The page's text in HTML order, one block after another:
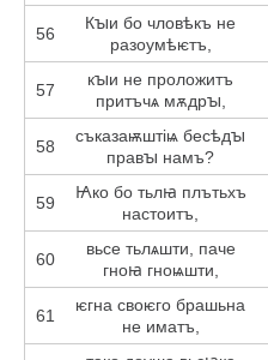
56
Кꙑи бо чловѣкъ не
разоумѣѥтъ,
57
кꙑи не проложитъ
притъчѧ мѫдрꙑ,
58
съказаѭштіѩ бесѣдꙑ
правꙑ намъ?
59
Ꙗко бо тьлꙗ плътьхъ
настоитъ,
60
вьсе тьлѧшти, паче
гноꙗ гноѩшти,
61
ѥгна своѥго брашьна
не иматъ,